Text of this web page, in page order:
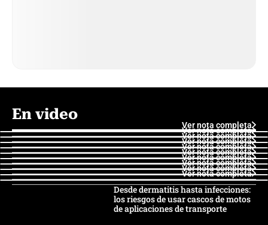
En video
Ver nota completa
Ver nota completa
Ver nota completa
Ver nota completa
Ver nota completa
Ver nota completa
Ver nota completa
Ver nota completa
Ver nota completa
Ver nota completa
Desde dermatitis hasta infecciones:
los riesgos de usar cascos de motos
de aplicaciones de transporte